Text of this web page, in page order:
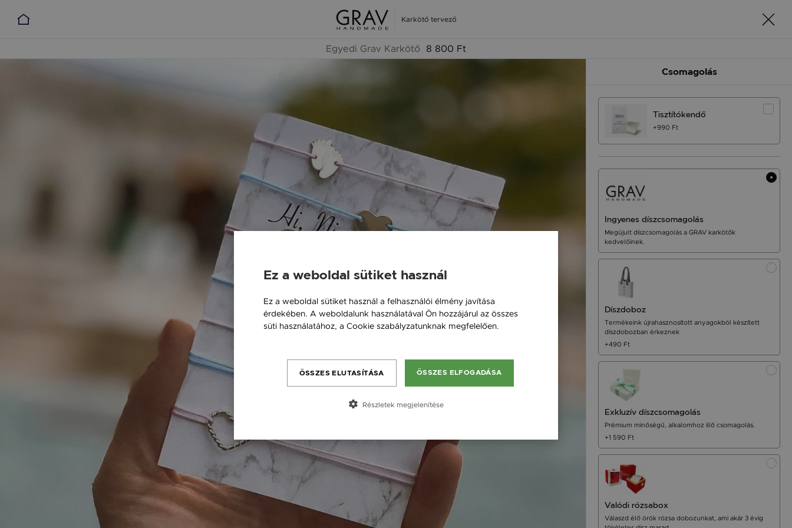
Karkötő tervező
Egyedi Grav Karkötő 8 800 Ft
Csomagolás
Tisztítókendő
+990 Ft
Ingyenes díszcsomagolás
Megújult díszcsomagolás a GRAV karkötők
kedvelőinek.
Díszdoboz
Termékeink újrahasznosított anyagokból készített
díszdobozban érkeznek
+490 Ft
Exkluzív díszcsomagolás
Prémium minőségű, alkalomhoz illő csomagolás.
+1 590 Ft
Valódi rózsabox
Válaszd élő örök rózsa dobozunkat, ami akár 3 évig
Ez a weboldal sütiket használ
Ez a weboldal sütiket használ a felhasználói élmény javítása
érdekében. A weboldalunk használatával Ön hozzájárul az összes
süti használatához, a Cookie szabályzatunknak megfelelően.
ÖSSZES ELFOGADÁSA
ÖSSZES ELUTASÍTÁSA
Részletek megjelenítése